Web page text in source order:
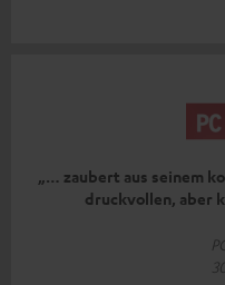
„… zaubert aus seinem
druckvollen, aber